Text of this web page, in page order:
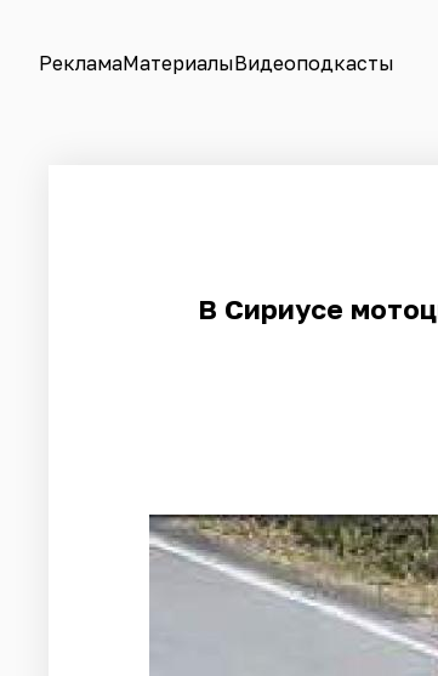
РекламаМатериалыВидеоподкасты
​В Сириусе